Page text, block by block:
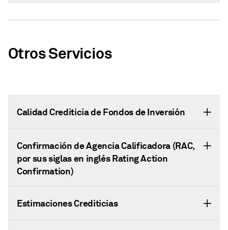
Otros Servicios
Calidad Crediticia de Fondos de Inversión
Confirmación de Agencia Calificadora (RAC,
por sus siglas en inglés Rating Action
Confirmation)
Estimaciones Crediticias